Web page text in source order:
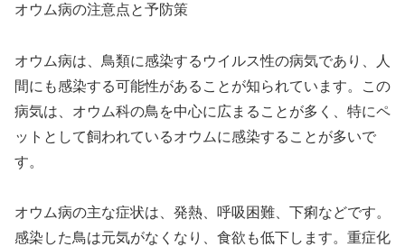
オウム病の注意点と予防策
オウム病は、鳥類に感染するウイルス性の病気であり、人
間にも感染する可能性があることが知られています。この
病気は、オウム科の鳥を中心に広まることが多く、特にペ
ットとして飼われているオウムに感染することが多いで
す。
オウム病の主な症状は、発熱、呼吸困難、下痢などです。
感染した鳥は元気がなくなり、食欲も低下します。重症化